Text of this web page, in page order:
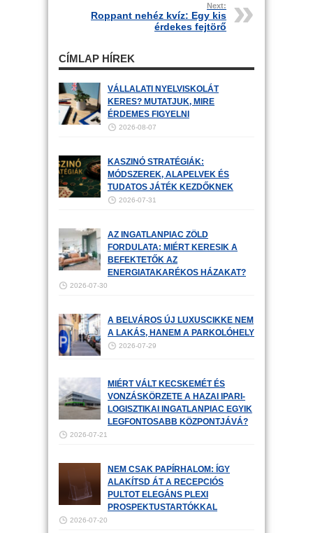
Next:
Roppant nehéz kvíz: Egy kis
érdekes fejtörő
CÍMLAP HÍREK
VÁLLALATI NYELVISKOLÁT
KERES? MUTATJUK, MIRE
ÉRDEMES FIGYELNI
2026-08-07
KASZINÓ STRATÉGIÁK:
MÓDSZEREK, ALAPELVEK ÉS
TUDATOS JÁTÉK KEZDŐKNEK
2026-07-31
AZ INGATLANPIAC ZÖLD
FORDULATA: MIÉRT KERESIK A
BEFEKTETŐK AZ
ENERGIATAKARÉKOS HÁZAKAT?
2026-07-30
A BELVÁROS ÚJ LUXUSCIKKE NEM
A LAKÁS, HANEM A PARKOLÓHELY
2026-07-29
MIÉRT VÁLT KECSKEMÉT ÉS
VONZÁSKÖRZETE A HAZAI IPARI-
LOGISZTIKAI INGATLANPIAC EGYIK
LEGFONTOSABB KÖZPONTJÁVÁ?
2026-07-21
NEM CSAK PAPÍRHALOM: ÍGY
ALAKÍTSD ÁT A RECEPCIÓS
PULTOT ELEGÁNS PLEXI
PROSPEKTUSTARTÓKKAL
2026-07-20